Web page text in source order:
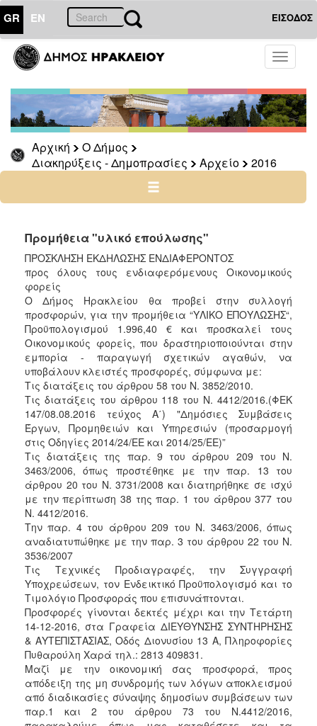
GR EN ΕΙΣΟΔΟΣ
Toggle
Αρχική
Ο Δήμος
Διακηρύξεις - Δημοπρασίες
Αρχείο 2016
ΔΗΜΟΣ
Διακηρύξεις
Δημοπρασίες
Αρχείο
2026
2024
2022
2021
2020
2019
2018
2017
2016
2015
2013
ΤΟΠΟΣ
ΠΟΛΙΤΙΣΜΟΣ
ΑΝΘΕΚΤΙΚΗ
ΠΟΛΗ
Προμήθεια "υλικό επούλωσης"
ΠΡΟΣΚΛΗΣΗ ΕΚΔΗΛΩΣΗΣ ΕΝΔΙΑΦΕΡΟΝΤΟΣ
προς όλους τους ενδιαφερόμενους Οικονομικούς
φορείς
Ο Δήμος Ηρακλείου θα προβεί στην συλλογή
προσφορών, για την προμήθεια “ΥΛΙΚΟ ΕΠΟΥΛΩΣΗΣ“,
Προϋπολογισμού 1.996,40 € και προσκαλεί τους
Οικονομικούς φορείς, που δραστηριοποιούνται στην
εμπορία - παραγωγή σχετικών αγαθών, να
υποβάλουν κλειστές προσφορές, σύμφωνα με:
Τις διατάξεις του άρθρου 58 του Ν. 3852/2010.
Τις διατάξεις του άρθρου 118 του Ν. 4412/2016.(ΦΕΚ
147/08.08.2016 τεύχος Α΄) "Δημόσιες Συμβάσεις
Έργων, Προμηθειών και Υπηρεσιών (προσαρμογή
στις Οδηγίες 2014/24/ΕΕ και 2014/25/ΕΕ)”
Τις διατάξεις της παρ. 9 του άρθρου 209 του Ν.
3463/2006, όπως προστέθηκε με την παρ. 13 του
άρθρου 20 του Ν. 3731/2008 και διατηρήθηκε σε ισχύ
με την περίπτωση 38 της παρ. 1 του άρθρου 377 του
Ν. 4412/2016.
Την παρ. 4 του άρθρου 209 του Ν. 3463/2006, όπως
αναδιατυπώθηκε με την παρ. 3 του άρθρου 22 του Ν.
3536/2007
Τις Τεχνικές Προδιαγραφές, την Συγγραφή
Υποχρεώσεων, τον Ενδεικτικό Προϋπολογισμό και το
Τιμολόγιο Προσφοράς που επισυνάπτονται.
Προσφορές γίνονται δεκτές μέχρι και την Τετάρτη
14-12-2016, στα Γραφεία ΔΙΕΥΘΥΝΣΗΣ ΣΥΝΤΗΡΗΣΗΣ
& ΑΥΤΕΠΙΣΤΑΣΙΑΣ, Οδός Διονυσίου 13 Α, Πληροφορίες
Πυθαρούλη Χαρά τηλ.: 2813 409831.
Μαζί με την οικονομική σας προσφορά, προς
απόδειξη της μη συνδρομής των λόγων αποκλεισμού
από διαδικασίες σύναψης δημοσίων συμβάσεων των
παρ.1 και 2 του άρθρου 73 του Ν.4412/2016,